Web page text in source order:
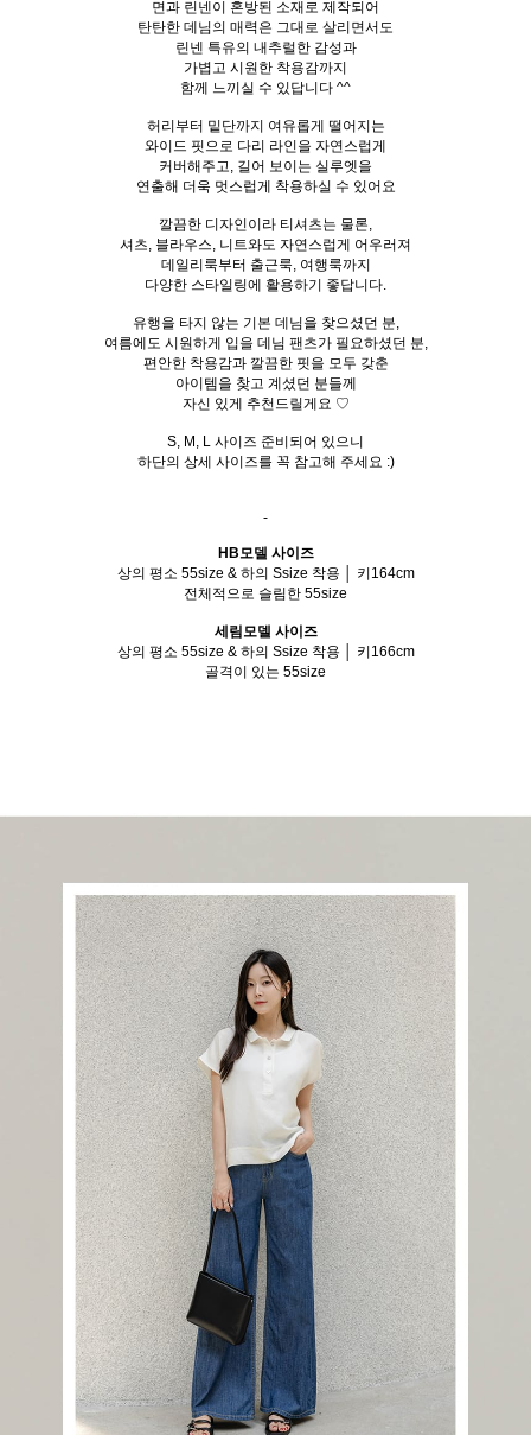
면과 린넨이 혼방된 소재로 제작되어
탄탄한 데님의 매력은 그대로 살리면서도
린넨 특유의 내추럴한 감성과
가볍고 시원한 착용감까지
함께 느끼실 수 있답니다 ^^
허리부터 밑단까지 여유롭게 떨어지는
와이드 핏으로 다리 라인을 자연스럽게
커버해주고, 길어 보이는 실루엣을
연출해 더욱 멋스럽게 착용하실 수 있어요
깔끔한 디자인이라 티셔츠는 물론,
셔츠, 블라우스, 니트와도 자연스럽게 어우러져
데일리룩부터 출근룩, 여행룩까지
다양한 스타일링에 활용하기 좋답니다.
유행을 타지 않는 기본 데님을 찾으셨던 분,
여름에도 시원하게 입을 데님 팬츠가 필요하셨던 분,
편안한 착용감과 깔끔한 핏을 모두 갖춘
아이템을 찾고 계셨던 분들께
자신 있게 추천드릴게요 ♡
S, M, L 사이즈 준비되어 있으니
하단의 상세 사이즈를 꼭 참고해 주세요 :)
-
HB모델 사이즈
상의 평소 55size & 하의 Ssize 착용 │ 키164cm
전체적으로 슬림한 55size
세림모델 사이즈
상의 평소 55size & 하의 Ssize 착용 │ 키166cm
골격이 있는 55size